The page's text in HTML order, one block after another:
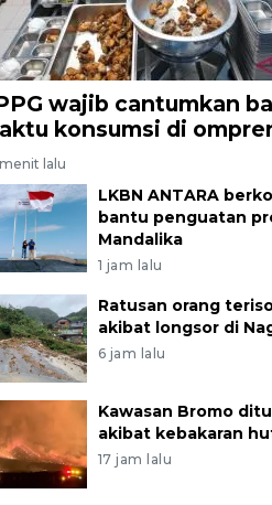
wajib cantumkan
konsumsi di
lalu
LKBN ANTARA
bantu penguatan
Mandalika
1 jam lalu
Ratusan orang
akibat longsor di
6 jam lalu
Kawasan Bromo
akibat kebakaran
17 jam lalu